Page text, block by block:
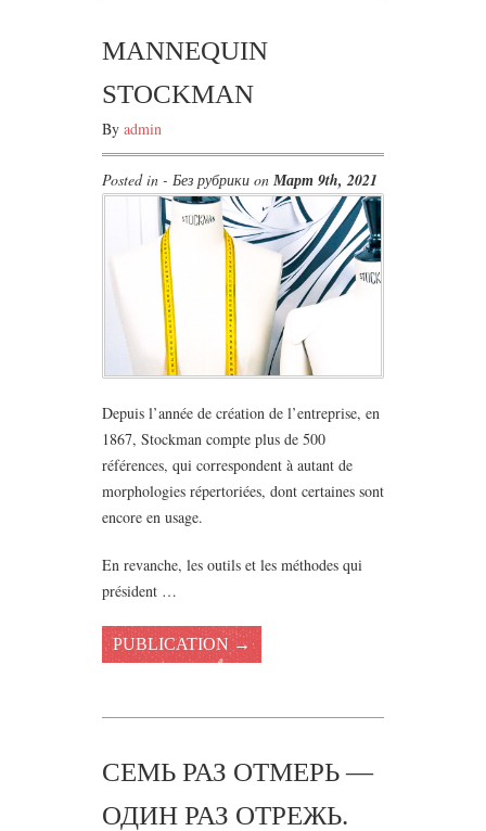
MANNEQUIN
STOCKMAN
By admin
Posted in - Без рубрики on Март 9th, 2021
Depuis l’année de création de l’entreprise, en
1867, Stockman compte plus de 500
références, qui correspondent à autant de
morphologies répertoriées, dont certaines sont
encore en usage.
En revanche, les outils et les méthodes qui
président …
PUBLICATION →
СЕМЬ РАЗ ОТМЕРЬ —
ОДИН РАЗ ОТРЕЖЬ.